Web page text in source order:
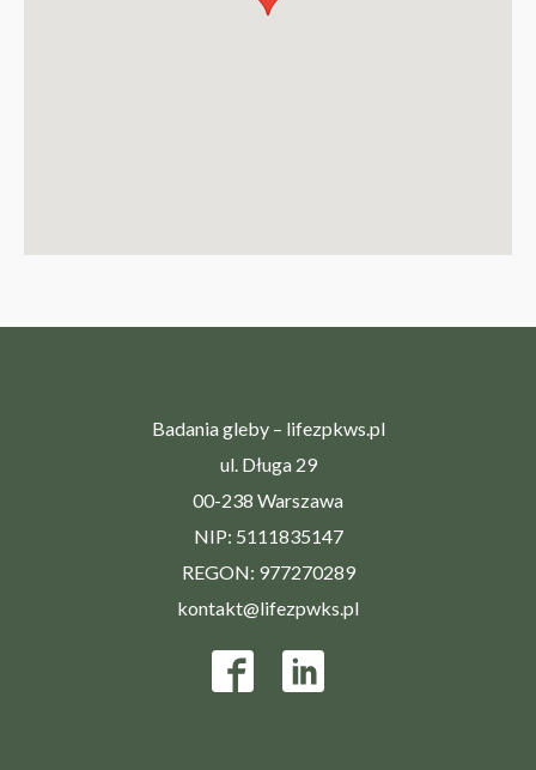
Badania gleby – lifezpkws.pl
ul. Długa 29
00-238 Warszawa
NIP: 5111835147
REGON: 977270289
kontakt@lifezpwks.pl